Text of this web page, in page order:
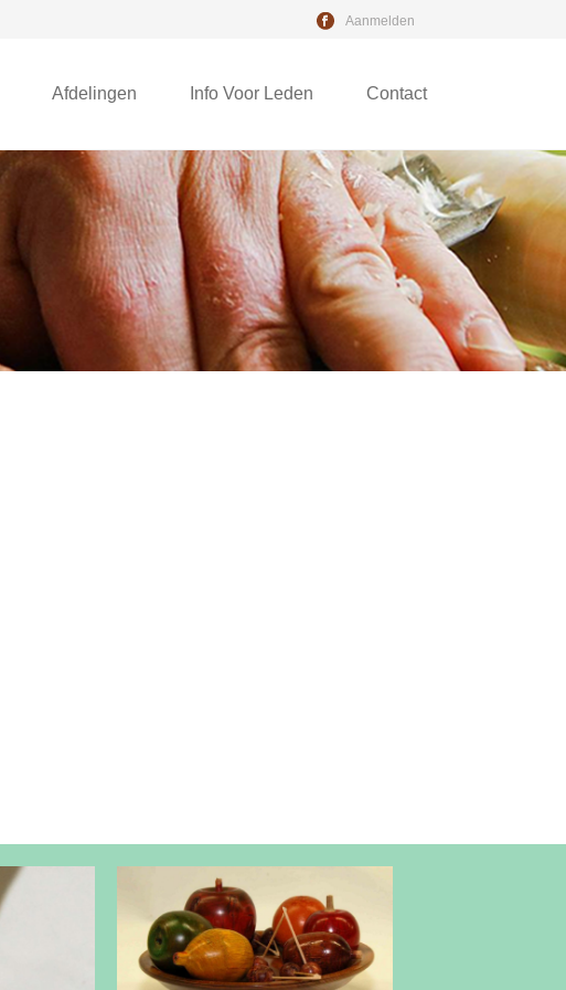
Aanmelden
Afdelingen Info Voor Leden Contact